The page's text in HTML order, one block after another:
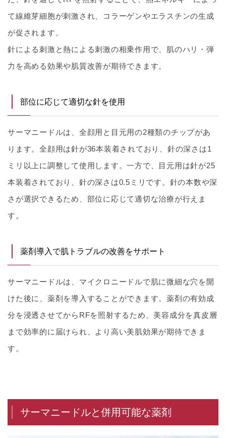
て線維芽細胞が刺激され、コラーゲンやエラスチンの生成
が促されます。
針による刺激と熱による刺激の相乗作用で、肌のハリ・弾
力を高める効果や肌質改善が期待できます。
部位に応じて適切な針を使用
サーマニードルは、全顔用と目元用の2種類のチップがあ
ります。全顔用は針が36本装着されており、針の深さは1
ミリ以上に調整して使用します。一方で、目元用は針が25
本装着されており、針の深さは0.5ミリです。針の本数や深
さが選択できるため、部位に応じて適切な治療が行えま
す。
薬剤導入で肌トラブルの改善をサポート
サーマニードルは、マイクロニードルで肌に微細な穴を開
けた後に、薬剤を導入することができます。薬剤の有効成
分を浸透させてからRFを照射するため、美容成分を真皮層
まで効率的に届けられ、より高い美肌効果が期待できま
す。
サーマニードルと併用可能な薬剤